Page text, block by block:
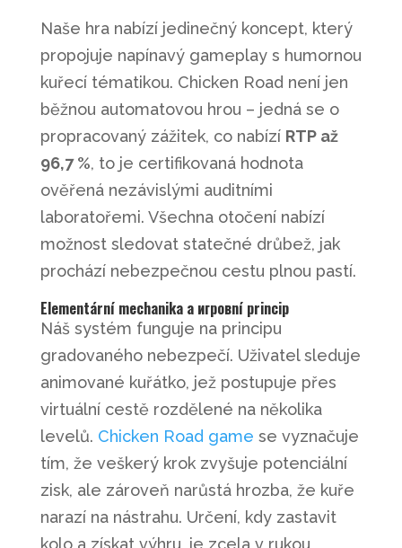
Naše hra nabízí jedinečný koncept, který
propojuje napínavý gameplay s humornou
kuřecí tématikou. Chicken Road není jen
běžnou automatovou hrou – jedná se o
propracovaný zážitek, co nabízí RTP až
96,7 %, to je certifikovaná hodnota
ověřená nezávislými auditními
laboratořemi. Všechna otočení nabízí
možnost sledovat statečné drůbež, jak
prochází nebezpečnou cestu plnou pastí.
Elementární mechanika a игровní princip
Náš systém funguje na principu
gradovaného nebezpečí. Uživatel sleduje
animované kuřátko, jež postupuje přes
virtuální cestě rozdělené na několika
levelů. Chicken Road game se vyznačuje
tím, že veškerý krok zvyšuje potenciální
zisk, ale zároveň narůstá hrozba, že kuře
narazí na nástrahu. Určení, kdy zastavit
kolo a získat výhru, je zcela v rukou